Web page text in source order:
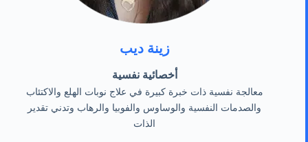
زينة ديب
أخصائية نفسية
معالجة نفسية ذات خبرة كبيرة في علاج نوبات الهلع والاكتئاب
والصدمات النفسية والوساوس والفوبيا والرهاب وتدني تقدير
الذات